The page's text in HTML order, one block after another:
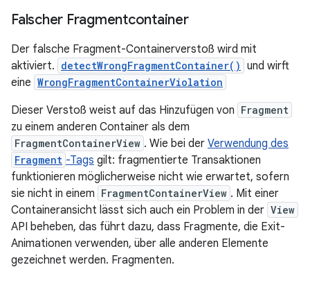
Falscher Fragmentcontainer
Der falsche Fragment-Containerverstoß wird mit
aktiviert. detectWrongFragmentContainer() und wirft
eine WrongFragmentContainerViolation
Dieser Verstoß weist auf das Hinzufügen von Fragment
zu einem anderen Container als dem
FragmentContainerView . Wie bei der Verwendung des
Fragment -Tags gilt: fragmentierte Transaktionen
funktionieren möglicherweise nicht wie erwartet, sofern
sie nicht in einem FragmentContainerView . Mit einer
Containeransicht lässt sich auch ein Problem in der View
API beheben, das führt dazu, dass Fragmente, die Exit-
Animationen verwenden, über alle anderen Elemente
gezeichnet werden. Fragmenten.